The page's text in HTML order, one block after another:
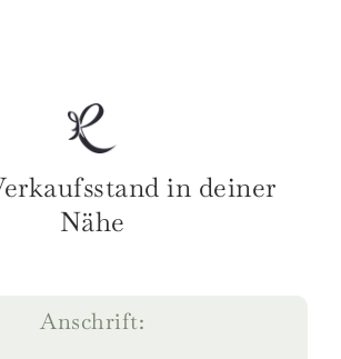
in deiner
Nähe
Anschrift: